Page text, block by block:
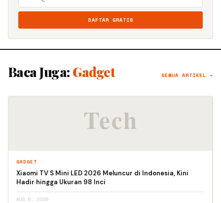
DAFTAR GRATIS
Baca Juga: Gadget SEMUA ARTIKEL →
GADGET
Xiaomi TV S Mini LED 2026 Meluncur di Indonesia, Kini
Hadir hingga Ukuran 98 Inci
AUG 6, 2026